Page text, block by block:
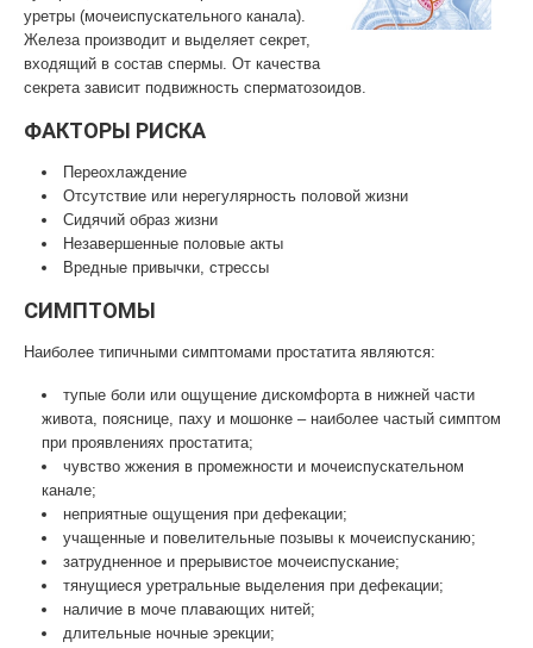
уретры (мочеиспускательного канала).
Железа производит и выделяет секрет,
входящий в состав спермы. От качества
секрета зависит подвижность сперматозоидов.
ФАКТОРЫ РИСКА
Переохлаждение
Отсутствие или нерегулярность половой жизни
Сидячий образ жизни
Незавершенные половые акты
Вредные привычки, стрессы
СИМПТОМЫ
Наиболее типичными симптомами простатита являются:
тупые боли или ощущение дискомфорта в нижней части
живота, пояснице, паху и мошонке – наиболее частый симптом
при проявлениях простатита;
чувство жжения в промежности и мочеиспускательном
канале;
неприятные ощущения при дефекации;
учащенные и повелительные позывы к мочеиспусканию;
затрудненное и прерывистое мочеиспускание;
тянущиеся уретральные выделения при дефекации;
наличие в моче плавающих нитей;
длительные ночные эрекции;